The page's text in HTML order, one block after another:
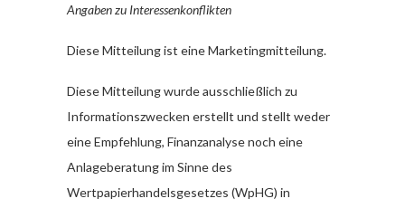
Angaben zu Interessenkonflikten
Diese Mitteilung ist eine Marketingmitteilung.
Diese Mitteilung wurde ausschließlich zu
Informationszwecken erstellt und stellt weder
eine Empfehlung, Finanzanalyse noch eine
Anlageberatung im Sinne des
Wertpapierhandelsgesetzes (WpHG) in